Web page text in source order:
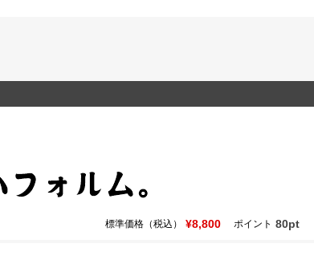
標準価格（税込） ¥8,800 ポイント 80pt